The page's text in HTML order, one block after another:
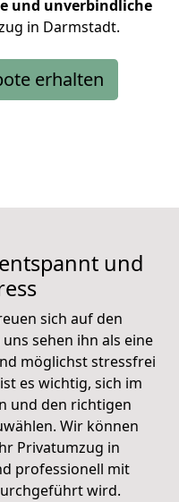
und unverbindliche
in Darmstadt.
erhalten
und
sich auf den
sehen ihn als eine
möglichst stressfrei
es wichtig, sich im
und den richtigen
Wir können
Privatumzug in
professionell mit
wird.